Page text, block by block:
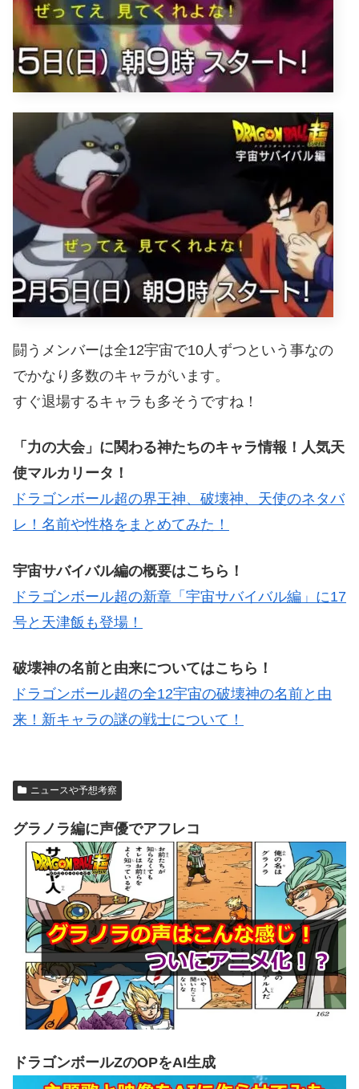
闘うメンバーは全12宇宙で10人ずつという事なの
でかなり多数のキャラがいます。
すぐ退場するキャラも多そうですね！
「力の大会」に関わる神たちのキャラ情報！人気天
使マルカリータ！
ドラゴンボール超の界王神、破壊神、天使のネタバ
レ！名前や性格をまとめてみた！
宇宙サバイバル編の概要はこちら！
ドラゴンボール超の新章「宇宙サバイバル編」に17
号と天津飯も登場！
破壊神の名前と由来についてはこちら！
ドラゴンボール超の全12宇宙の破壊神の名前と由
来！新キャラの謎の戦士について！
ニュースや予想考察
グラノラ編に声優でアフレコ
ドラゴンボールZのOPをAI生成